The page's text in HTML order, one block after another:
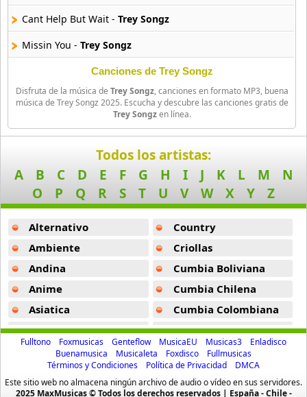
26 músicas online
16 músicas online
Beady Eye
16 músicas online
Bee Gees
Ben Harper
11 músicas online
Billboard
Black Guayaba
25 músicas online
Black Sabbath
110 músicas online
Blondie
10 músicas online
Cant Help But Wait - Trey Songz
Missin You - Trey Songz
Canciones de Trey Songz
Disfruta de la música de Trey Songz, canciones en formato MP3, buena
música de Trey Songz 2025. Escucha y descubre las canciones gratis de
Trey Songzen línea.
Todos los artistas:
A
B C D E F G H I J K L M
N
O
P Q R S T U V W X Y Z
Alternativo
Ambiente
Andina
Anime
Asiatica
Atevip
Bachatas
Baladas
Baladas De Oro
Country
Criollas
Cumbia Boliviana
Cumbia Chilena
Cumbia Colombiana
Cumbia Ecuatoriana
Cumbia Mexicana
Cumbia Pop
Cumbia Surena
Fulltono Foxmusicas Genteflow MusicaEU Musicas3
Enladisco
Buenamusica
Musicaleta Foxdisco
Fullmusicas
Términos y Condiciones
Política de Privacidad
DMCA
Este sitio web no almacena ningún archivo de audio o vídeo en sus servidores.
2025 MaxMusicas © Todos los derechos reservados | España - Chile -